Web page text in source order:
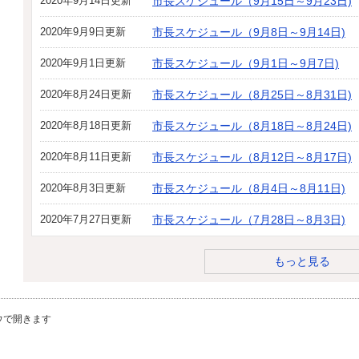
2020年9月9日更新 市長スケジュール（9月8日～9月14日)
2020年9月1日更新 市長スケジュール（9月1日～9月7日)
2020年8月24日更新 市長スケジュール（8月25日～8月31日)
2020年8月18日更新 市長スケジュール（8月18日～8月24日)
2020年8月11日更新 市長スケジュール（8月12日～8月17日)
2020年8月3日更新 市長スケジュール（8月4日～8月11日)
2020年7月27日更新 市長スケジュール（7月28日～8月3日)
もっと見る
で開きます